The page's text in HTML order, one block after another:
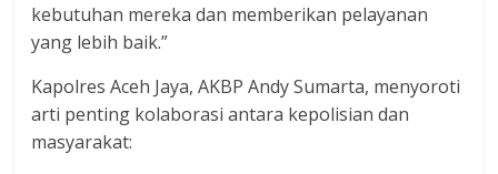
kebutuhan mereka dan memberikan pelayanan
yang lebih baik.”
Kapolres Aceh Jaya, AKBP Andy Sumarta, menyoroti
arti penting kolaborasi antara kepolisian dan
masyarakat: